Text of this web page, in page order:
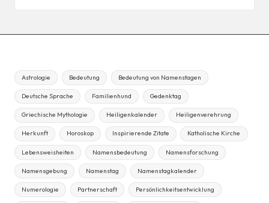
Astrologie Bedeutung Bedeutung von Namenstagen
Deutsche Sprache Familienhund Gedenktag
Griechische Mythologie Heiligenkalender Heiligenverehrung
Herkunft Horoskop Inspirierende Zitate Katholische Kirche
Lebensweisheiten Namensbedeutung Namensforschung
Namensgebung Namenstag Namenstagkalender
Numerologie Partnerschaft Persönlichkeitsentwicklung